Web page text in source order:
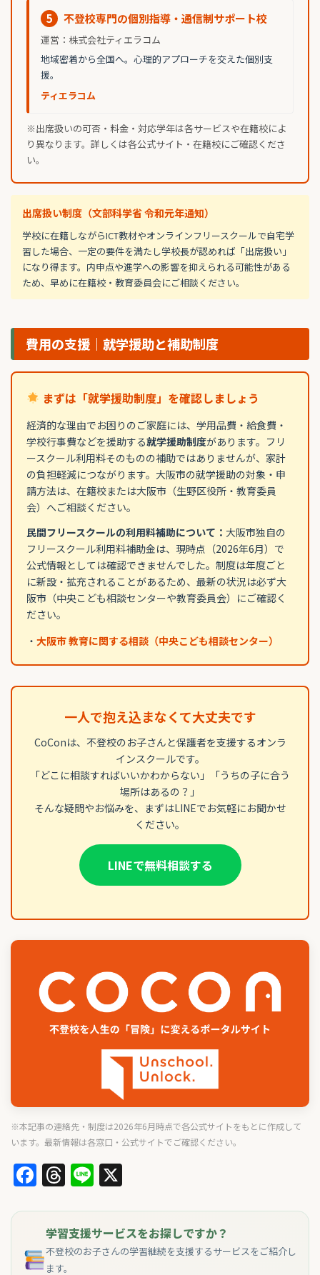
5 不登校専門の個別指導・通信制サポート校
運営：株式会社ティエラコム
地域密着から全国へ。心理的アプローチを交えた個別支
援。
ティエラコム
※出席扱いの可否・料金・対応学年は各サービスや在籍校によ
り異なります。詳しくは各公式サイト・在籍校にご確認くださ
い。
出席扱い制度（文部科学省 令和元年通知）
学校に在籍しながらICT教材やオンラインフリースクールで自宅学
習した場合、一定の要件を満たし学校長が認めれば「出席扱い」
になり得ます。内申点や進学への影響を抑えられる可能性がある
ため、早めに在籍校・教育委員会にご相談ください。
費用の支援｜就学援助と補助制度
まずは「就学援助制度」を確認しましょう
経済的な理由でお困りのご家庭には、学用品費・給食費・
学校行事費などを援助する就学援助制度があります。フリ
ースクール利用料そのものの補助ではありませんが、家計
の負担軽減につながります。大阪市の就学援助の対象・申
請方法は、在籍校または大阪市（生野区役所・教育委員
会）へご相談ください。
民間フリースクールの利用料補助について： 大阪市独自の
フリースクール利用料補助金は、現時点（2026年6月）で
公式情報としては確認できませんでした。制度は年度ごと
に新設・拡充されることがあるため、最新の状況は必ず大
阪市（中央こども相談センターや教育委員会）にご確認く
ださい。
・ 大阪市 教育に関する相談（中央こども相談センター）
一人で抱え込まなくて大丈夫です
CoConは、不登校のお子さんと保護者を支援するオンラ
インスクールです。
「どこに相談すればいいかわからない」「うちの子に合う
場所はあるの？」
そんな疑問やお悩みを、まずはLINEでお気軽にお聞かせ
ください。
LINEで無料相談する
※本記事の連絡先・制度は2026年6月時点で各公式サイトをもとに作成して
います。最新情報は各窓口・公式サイトでご確認ください。
Facebook
Threads
Line
学習支援サービスをお探しですか？
不登校のお子さんの学習継続を支援するサービスをご紹介し
ます。